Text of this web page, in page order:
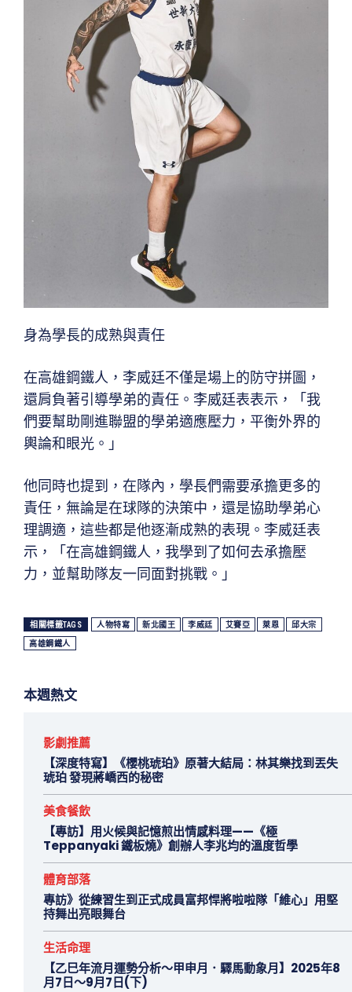
身為學長的成熟與責任
在高雄鋼鐵人，李威廷不僅是場上的防守拼圖，
還肩負著引導學弟的責任。李威廷表表示，「我
們要幫助剛進聯盟的學弟適應壓力，平衡外界的
輿論和眼光。」
他同時也提到，在隊內，學長們需要承擔更多的
責任，無論是在球隊的決策中，還是協助學弟心
理調適，這些都是他逐漸成熟的表現。李威廷表
示，「在高雄鋼鐵人，我學到了如何去承擔壓
力，並幫助隊友一同面對挑戰。」
相關標籤TAGS 人物特寫 新北國王 李威廷 艾賽亞 萊恩 邱大宗
高雄鋼鐵人
本週熱文
影劇推薦
【深度特寫】《櫻桃琥珀》原著大結局：林其樂找到丟失
琥珀 發現蔣嶠西的秘密
美食餐飲
【專訪】用火候與記憶煎出情感料理——《極
Teppanyaki 鐵板燒》創辦人李兆均的溫度哲學
體育部落
專訪》從練習生到正式成員富邦悍將啦啦隊「維心」用堅
持舞出亮眼舞台
生活命理
【乙巳年流月運勢分析～甲申月．驛馬動象月】2025年8
月7日～9月7日(下)